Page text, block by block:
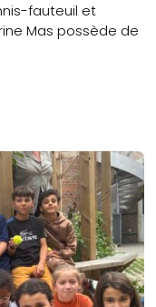
fauteuil et
Mas possède de